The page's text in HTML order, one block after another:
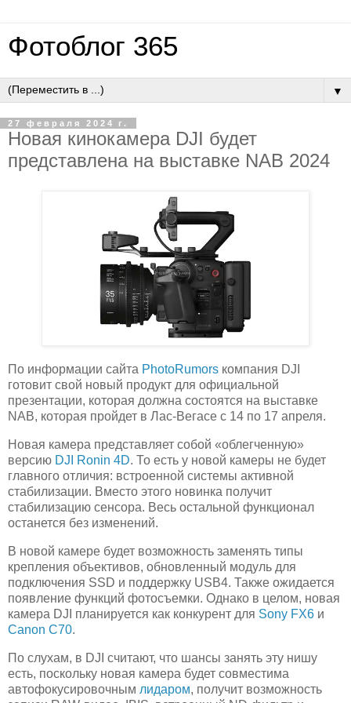
Фотоблог 365
▼
27 февраля 2024 г.
Новая кинокамера DJI будет
представлена на выставке NAB 2024
По информации сайта PhotoRumors компания DJI
готовит свой новый продукт для официальной
презентации, которая должна состоятся на выставке
NAB, которая пройдет в Лас-Вегасе с 14 по 17 апреля.
Новая камера представляет собой «облегченную»
версию DJI Ronin 4D. То есть у новой камеры не будет
главного отличия: встроенной системы активной
стабилизации. Вместо этого новинка получит
стабилизацию сенсора. Весь остальной функционал
останется без изменений.
В новой камере будет возможность заменять типы
крепления объективов, обновленный модуль для
подключения SSD и поддержку USB4. Также ожидается
появление функций фотосъемки. Однако в целом, новая
камера DJI планируется как конкурент для Sony FX6 и
Canon C70.
По слухам, в DJI считают, что шансы занять эту нишу
есть, поскольку новая камера будет совместима
автофокусировочным лидаром, получит возможность